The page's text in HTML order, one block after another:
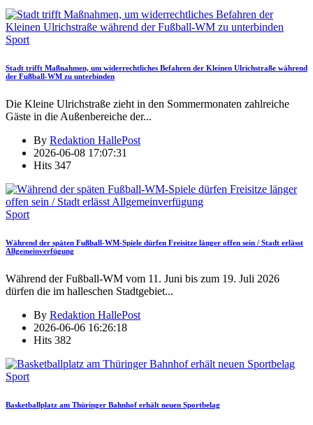
Sport
Stadt trifft Maßnahmen, um widerrechtliches Befahren der Kleinen Ulrichstraße während
der Fußball-WM zu unterbinden
Die Kleine Ulrichstraße zieht in den Sommermonaten zahlreiche
Gäste in die Außenbereiche der...
By Redaktion HallePost
2026-06-08 17:07:31
Hits 347
Sport
Während der späten Fußball-WM-Spiele dürfen Freisitze länger offen sein / Stadt erlässt
Allgemeinverfügung
Während der Fußball-WM vom 11. Juni bis zum 19. Juli 2026
dürfen die im halleschen Stadtgebiet...
By Redaktion HallePost
2026-06-06 16:26:18
Hits 382
Sport
Basketballplatz am Thüringer Bahnhof erhält neuen Sportbelag